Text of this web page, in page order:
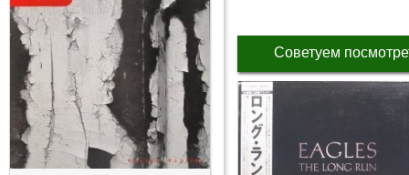
Советуем